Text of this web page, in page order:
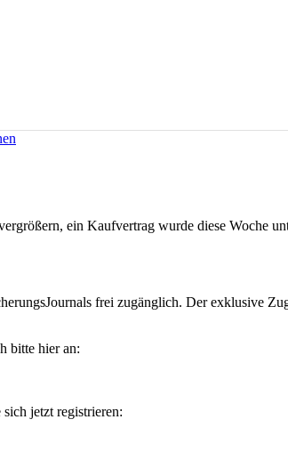
ein Kaufvertrag wurde diese Woche
frei zugänglich. Der exklusive
bitte hier an:
jetzt registrieren: